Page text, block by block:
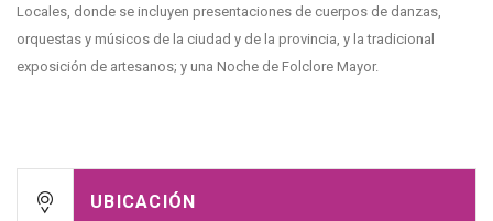
Locales, donde se incluyen presentaciones de cuerpos de danzas,
orquestas y músicos de la ciudad y de la provincia, y la tradicional
exposición de artesanos; y una Noche de Folclore Mayor.
UBICACIÓN